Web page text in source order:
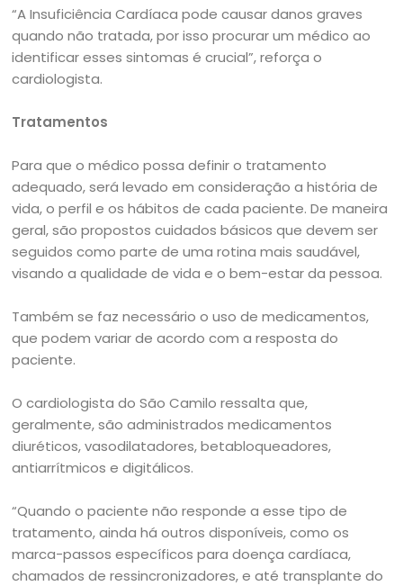
“A Insuficiência Cardíaca pode causar danos graves
quando não tratada, por isso procurar um médico ao
identificar esses sintomas é crucial”, reforça o
cardiologista.
Tratamentos
Para que o médico possa definir o tratamento
adequado, será levado em consideração a história de
vida, o perfil e os hábitos de cada paciente. De maneira
geral, são propostos cuidados básicos que devem ser
seguidos como parte de uma rotina mais saudável,
visando a qualidade de vida e o bem-estar da pessoa.
Também se faz necessário o uso de medicamentos,
que podem variar de acordo com a resposta do
paciente.
O cardiologista do São Camilo ressalta que,
geralmente, são administrados medicamentos
diuréticos, vasodilatadores, betabloqueadores,
antiarrítmicos e digitálicos.
“Quando o paciente não responde a esse tipo de
tratamento, ainda há outros disponíveis, como os
marca-passos específicos para doença cardíaca,
chamados de ressincronizadores, e até transplante do